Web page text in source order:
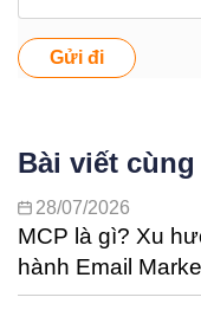
Gửi đi
Bài viết
28/07/2026
MCP là gì? Xu
hành Email